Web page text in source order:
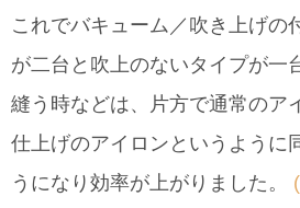
これでバキューム／吹き上げの
が二台と吹上のないタイプが一
縫う時などは、片方で通常のア
仕上げのアイロンというように
うになり効率が上がりました。